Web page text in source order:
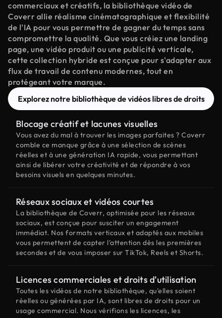
commerciaux et créatifs, la bibliothèque vidéo de
Coverr allie réalisme cinématographique et flexibilité
de l'IA pour vous permettre de gagner du temps sans
compromettre la qualité. Que vous créiez une landing
page, une vidéo produit ou une publicité verticale,
cette collection hybride est conçue pour s'adapter aux
flux de travail de contenu modernes, tout en
protégeant votre marque.
Explorez notre bibliothèque de vidéos libres de droits
Blocage créatif et lacunes visuelles
Vous avez du mal à trouver les images parfaites ? Coverr
comble ce manque grâce à une sélection de scènes
réelles et à une génération IA rapide, vous permettant
ainsi de libérer votre créativité et de répondre à vos
besoins visuels en quelques minutes.
Réseaux sociaux et vidéos courtes
La bibliothèque de Coverr, optimisée pour les réseaux
sociaux, est conçue pour susciter un engagement
immédiat. Nos formats verticaux et adaptés aux mobiles
vous permettent de capter l'attention dès les premières
secondes et de vous imposer sur TikTok, Reels et Shorts.
Licences commerciales et droits d'utilisation
Toutes les vidéos de notre bibliothèque, qu'elles soient
réelles ou générées par IA, sont libres de droits pour un
usage commercial. Nous vérifions les licences, les